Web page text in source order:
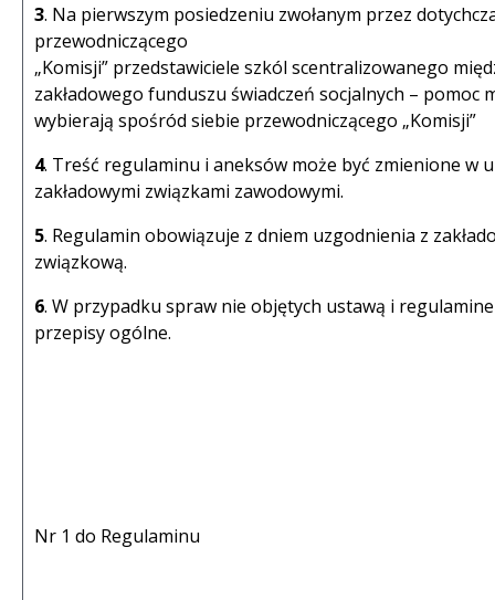
3. Na pierwszym posiedzeniu zwołanym przez
przewodniczącego
„Komisji” przedstawiciele szkól scentralizowanego
zakładowego funduszu świadczeń socjalnych – pomoc
wybierają spośród siebie przewodniczącego „Komisji”
4. Treść regulaminu i aneksów może być zmienione w
zakładowymi związkami zawodowymi.
5. Regulamin obowiązuje z dniem uzgodnienia z
związkową.
6. W przypadku spraw nie objętych ustawą i
przepisy ogólne.
Nr 1 do Regulaminu